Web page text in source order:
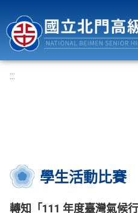
:::
學生活動比賽
轉知「111 年度臺灣氣候